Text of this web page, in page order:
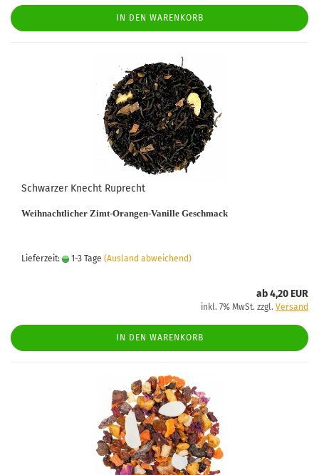
IN DEN WARENKORB
Schwarzer Knecht Ruprecht
Weihnachtlicher Zimt-Orangen-Vanille Geschmack
Lieferzeit: 1-3 Tage (Ausland abweichend)
ab 4,20 EUR
inkl. 7% MwSt. zzgl. Versand
IN DEN WARENKORB